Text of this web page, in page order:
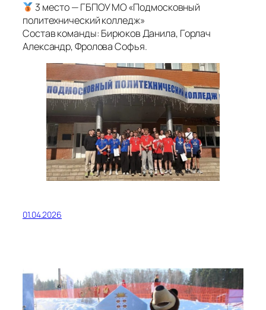
3 место — ГБПОУ МО «Подмосковный
политехнический колледж»
Состав команды: Бирюков Данила, Горлач
Александр, Фролова Софья.
01.04.2026